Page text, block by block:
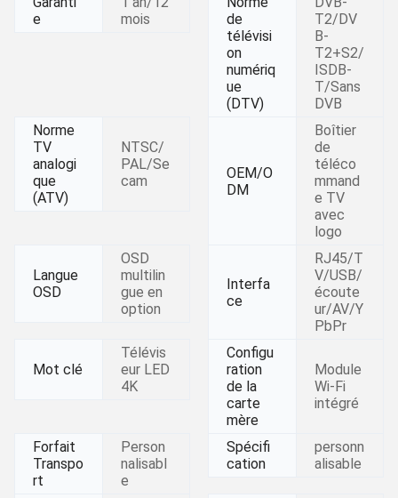
e
mois
de
télévisi
on
numériq
ue
(DTV)
T2/DV
B-
T2+S2/
ISDB-
T/Sans
DVB
Norme
TV
analogi
que
(ATV)
NTSC/
PAL/Se
cam
OEM/O
DM
Boîtier
de
téléco
mmand
e TV
avec
logo
Langue
OSD
OSD
multilin
gue en
option
Interfa
ce
RJ45/T
V/USB/
écoute
ur/AV/Y
PbPr
Mot clé
Télévis
eur LED
4K
Configu
ration
de la
carte
mère
Module
Wi-Fi
intégré
Forfait
Transpo
rt
Person
nalisabl
e
Spécifi
cation
personn
alisable